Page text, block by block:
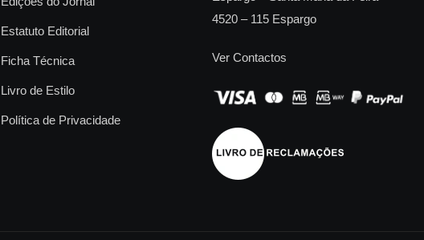
Estatuto Editorial
Ficha Técnica
Livro de Estilo
Política de Privacidade
4520 – 115 Espargo
Ver Contactos